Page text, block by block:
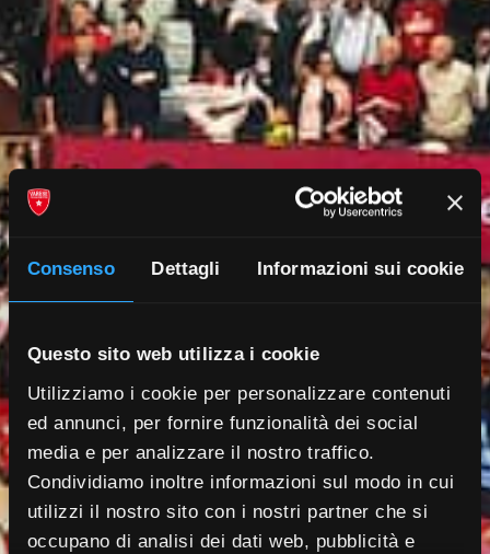
Consenso Dettagli Informazioni sui cookie
Questo sito web utilizza i cookie
Utilizziamo i cookie per personalizzare contenuti
ed annunci, per fornire funzionalità dei social
media e per analizzare il nostro traffico.
Condividiamo inoltre informazioni sul modo in cui
utilizzi il nostro sito con i nostri partner che si
occupano di analisi dei dati web, pubblicità e